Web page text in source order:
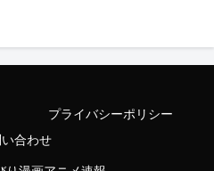
にメッタ刺しにされるが誰にも心配
と思った
ん？
制されるｗｗｗｗｗｗｗｗｗｗｗｗ
たのに絵師ガチャで大外れを引い
プライバシーポリシー
合わせ